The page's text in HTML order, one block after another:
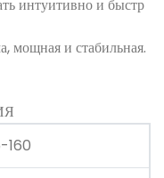
интуитивно и быстр
мощная и стабильная.